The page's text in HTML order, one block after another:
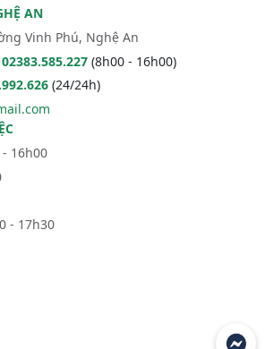
AN
Vinh Phú, Nghệ An
02383.585.227(8h00 - 16h00)
(24/24h)
16h00
- 17h30